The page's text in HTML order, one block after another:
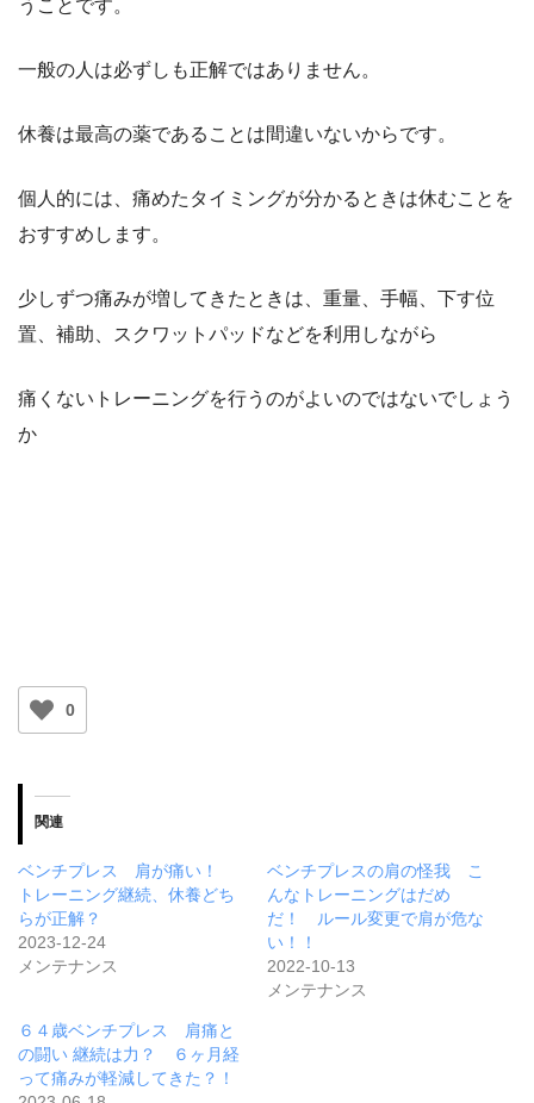
うことです。
一般の人は必ずしも正解ではありません。
休養は最高の薬であることは間違いないからです。
個人的には、痛めたタイミングが分かるときは休むことを
おすすめします。
少しずつ痛みが増してきたときは、重量、手幅、下す位
置、補助、スクワットパッドなどを利用しながら
痛くないトレーニングを行うのがよいのではないでしょう
か
0
関連
ベンチプレス 肩が痛い！
トレーニング継続、休養どち
らが正解？
2023-12-24
メンテナンス
ベンチプレスの肩の怪我 こ
んなトレーニングはだめ
だ！ ルール変更で肩が危な
い！！
2022-10-13
メンテナンス
６４歳ベンチプレス 肩痛と
の闘い 継続は力？ ６ヶ月経
って痛みが軽減してきた？！